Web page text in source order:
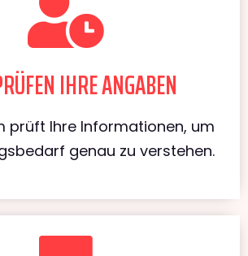
IHRE ANGABEN
prüft Ihre Informationen, um
genau zu verstehen.